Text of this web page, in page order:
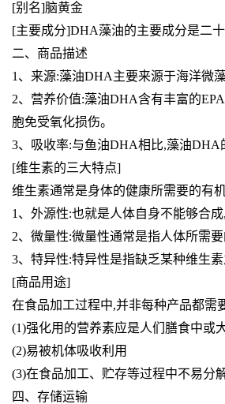
[别名]脑黄金
[主要成分]DHA藻油的主要成分是二
二、商品描述
1、来源:藻油DHA主要来源于海洋微
2、营养价值:藻油DHA含有丰富的
胞免受氧化损伤。
3、吸收率:与鱼油DHA相比,藻油
[维生素的三大特点]
维生素通常是身体的健康所需要的有
1、外源性:也就是人体自身不能够合
2、微量性:微量性通常是指人体所需
3、特异性:特异性是指缺乏某种维生
[商品用途]
在食品加工过程中,并非每种产品都需
(1)强化用的营养素应是人们膳食中或
(2)易被机体吸收利用
(3)在食品加工、贮存等过程中不易分
四、存储运输